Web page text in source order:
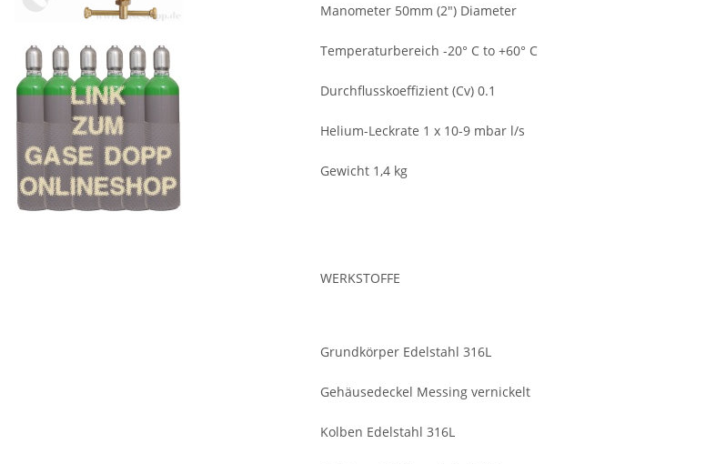
Manometer 50mm (2") Diameter
Temperaturbereich -20° C to +60° C
Durchflusskoeffizient (Cv) 0.1
Helium-Leckrate 1 x 10-9 mbar l/s
Gewicht 1,4 kg
WERKSTOFFE
Grundkörper Edelstahl 316L
Gehäusedeckel Messing vernickelt
Kolben Edelstahl 316L